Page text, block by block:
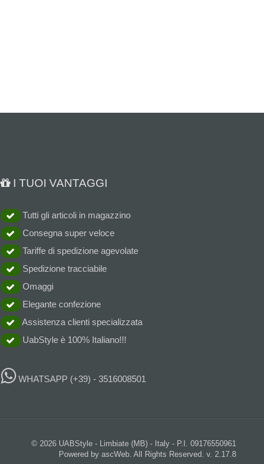
I TUOI VANTAGGI
Tutti gli articoli in magazzino
Consegna super veloce
Tariffe di spedizione agevolate
Spedizione tracciabile
Omaggi
Elegante confezione
Assistenza clienti specializzata
UabStyle è 100% Italiano!!!
WHATSAPP (+39) - 3516008501
© 2026 UABStyle - Limbiate (MB) - Italy - P.I. 09176550961
Powered by ascWeb. All Rights Reserved. v. 2.17.8